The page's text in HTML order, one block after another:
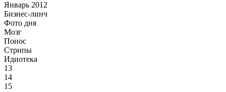
Январь 2012
Бизнес-линч
Фото дня
Мозг
Понос
Стрипы
Идиотека
13
14
15